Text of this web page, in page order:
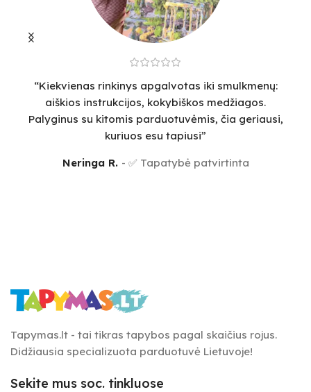
“Kiekvienas rinkinys apgalvotas iki smulkmenų:
aiškios instrukcijos, kokybiškos medžiagos.
Palyginus su kitomis parduotuvėmis, čia geriausi,
kuriuos esu tapiusi”
Neringa R. ✅ Tapatybė patvirtinta
Tapymas.lt - tai tikras tapybos pagal skaičius rojus.
Didžiausia specializuota parduotuvė Lietuvoje!
Sekite mus soc. tinkluose